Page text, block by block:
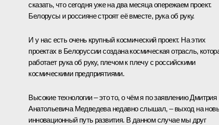
сказать, что сегодня уже на два месяца опережаем проект.
Белорусы и россияне строят её вместе, рука об руку.
И у нас есть очень крупный космический проект. На этих
проектах в Белоруссии создана космическая отрасль,
работает рука об руку, плечом к плечу с российскими
космическими предприятиями.
Высокие технологии – это то, о чём я по заявлению Дмитрия
Анатольевича Медведева недавно слышал, – выход на
инновационный путь развития. В данном случае мы друг